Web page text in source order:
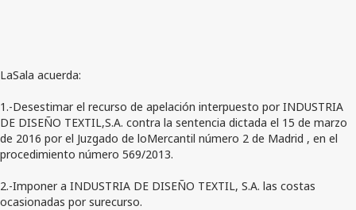
LaSala acuerda:
1.-Desestimar el recurso de apelación interpuesto por INDUSTRIA
DE DISEÑO TEXTIL,S.A. contra la sentencia dictada el 15 de marzo
de 2016 por el Juzgado de loMercantil número 2 de Madrid , en el
procedimiento número 569/2013.
2.-Imponer a INDUSTRIA DE DISEÑO TEXTIL, S.A. las costas
ocasionadas por surecurso.